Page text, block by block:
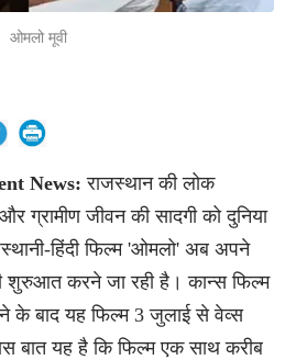
ओमलो मूवी
News:राजस्थान की लोक
ग्रामीण जीवन की सादगी को दुनिया
हिंदी फिल्म 'ओमलो' अब अपने
करने जा रही है। कान्स फिल्म
के बाद यह फिल्म 3 जुलाई से वेव्स
बात यह है कि फिल्म एक साथ करीब